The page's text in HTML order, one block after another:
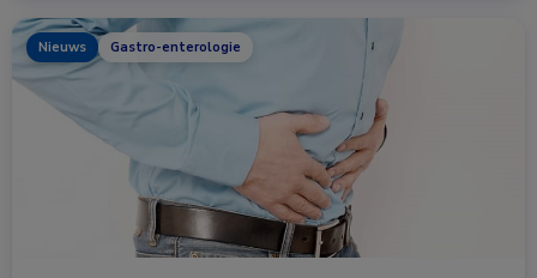
Nieuws Gastro-enterologie